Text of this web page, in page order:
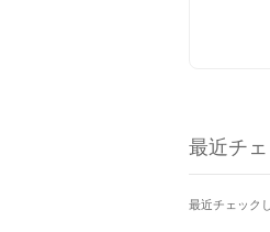
最近チ
最近チェック